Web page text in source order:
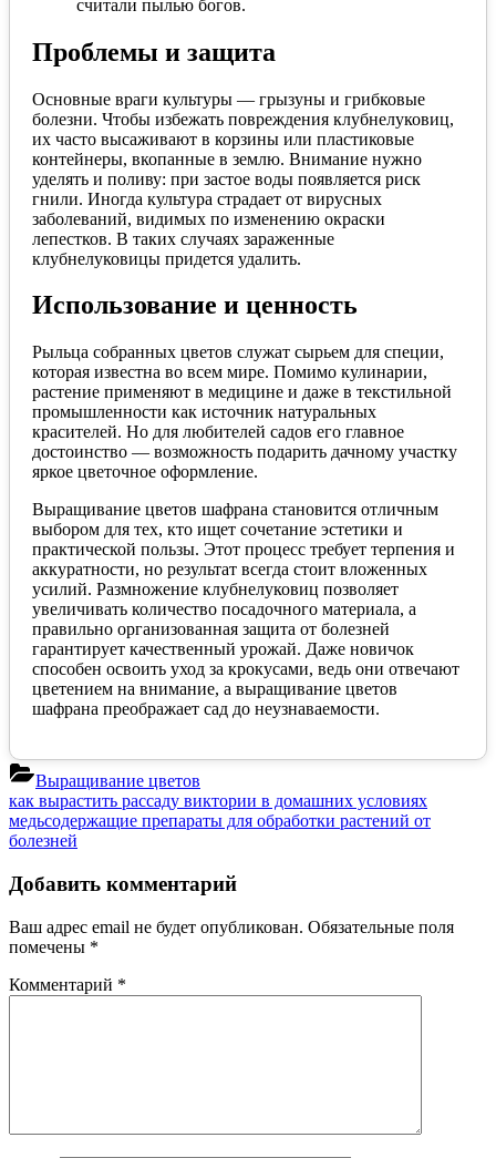
считали пылью богов.
Проблемы и защита
Основные враги культуры — грызуны и грибковые
болезни. Чтобы избежать повреждения клубнелуковиц,
их часто высаживают в корзины или пластиковые
контейнеры, вкопанные в землю. Внимание нужно
уделять и поливу: при застое воды появляется риск
гнили. Иногда культура страдает от вирусных
заболеваний, видимых по изменению окраски
лепестков. В таких случаях зараженные
клубнелуковицы придется удалить.
Использование и ценность
Рыльца собранных цветов служат сырьем для специи,
которая известна во всем мире. Помимо кулинарии,
растение применяют в медицине и даже в текстильной
промышленности как источник натуральных
красителей. Но для любителей садов его главное
достоинство — возможность подарить дачному участку
яркое цветочное оформление.
Выращивание цветов шафрана становится отличным
выбором для тех, кто ищет сочетание эстетики и
практической пользы. Этот процесс требует терпения и
аккуратности, но результат всегда стоит вложенных
усилий. Размножение клубнелуковиц позволяет
увеличивать количество посадочного материала, а
правильно организованная защита от болезней
гарантирует качественный урожай. Даже новичок
способен освоить уход за крокусами, ведь они отвечают
цветением на внимание, а выращивание цветов
шафрана преображает сад до неузнаваемости.
Выращивание цветов
Навигация
по
Previous
Post:
как вырастить рассаду виктории в домашних условиях
Next
Post:
медьсодержащие препараты для обработки растений от
болезней
Добавить комментарий
Ваш адрес email не будет опубликован. Обязательные поля
помечены *
Комментарий *